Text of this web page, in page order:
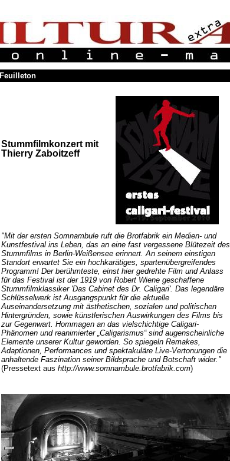
Feuilleton
Stummfilmkonzert mit
Thierry Zaboitzeff
"Mit der ersten Somnambule ruft die Brotfabrik ein Medien- und
Kunstfestival ins Leben, das an eine fast vergessene Blütezeit des
Stummfilms in Berlin-Weißensee erinnert. An seinem einstigen
Standort erwartet Sie ein hochkarätiges, spartenübergreifendes
Programm! Der berühmteste, einst hier gedrehte Film und Anlass
für das Festival ist der 1919 von Robert Wiene geschaffene
Stummfilmklassiker 'Das Cabinet des Dr. Caligari'. Das legendäre
Schlüsselwerk ist Ausgangspunkt für die aktuelle
Auseinandersetzung mit ästhetischen, sozialen und politischen
Hintergründen, sowie künstlerischen Auswirkungen des Films bis
zur Gegenwart. Hommagen an das vielschichtige Caligari-
Phänomen und reanimierter „Caligarismus“ sind augenscheinliche
Elemente unserer Kultur geworden. So spiegeln Remakes,
Adaptionen, Performances und spektakuläre Live-Vertonungen die
anhaltende Faszination seiner Bildsprache und Botschaft wider."
(Pressetext aus http://www.somnambule.brotfabrik.com)